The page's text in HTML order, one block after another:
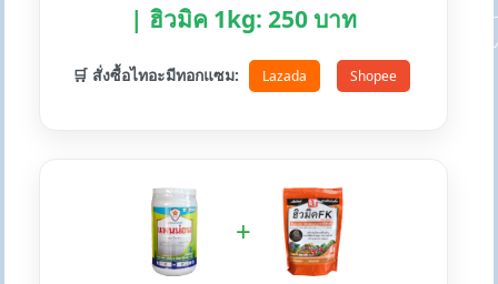
| ฮิวมิค 1kg: 250 บาท
🛒 สั่งซื้อไทอะมีทอกแซม: Lazada Shopee
+